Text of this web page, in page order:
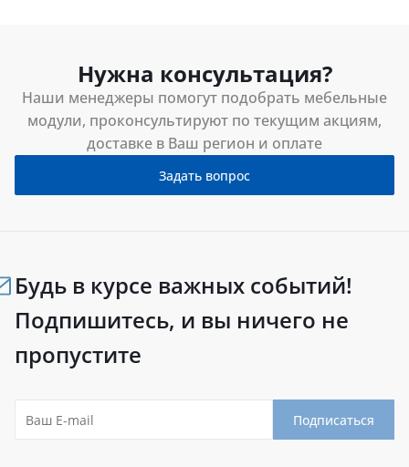
Нужна консультация?
Наши менеджеры помогут подобрать мебельные
модули, проконсультируют по текущим акциям,
доставке в Ваш регион и оплате
Задать вопрос
Будь в курсе важных событий!
Подпишитесь, и вы ничего не
пропустите
Подписаться